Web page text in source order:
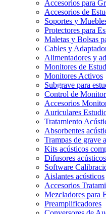
Accesorios para
Accesorios de
Soportes y
Protectores para
Maletas y Bolsas
Cables y
Alimentadores y
Monitores de
Monitores Activos
Subgrave para
Control de
Accesorios
Auriculares
Tratamiento
Absorbentes
Trampas de grave
Kits acústicos
Difusores acústicos
Software
Aislantes acústicos
Accesorios
Mezcladores para
Preamplificadores